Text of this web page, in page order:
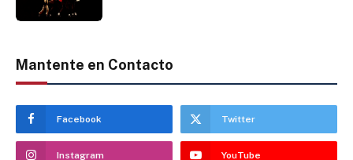
Mantente en Contacto
Facebook Twitter
Instagram YouTube